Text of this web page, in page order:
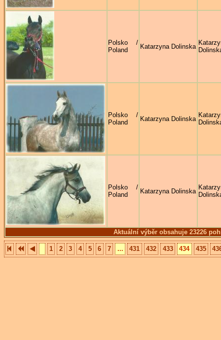
Aktuální výběr obsahuje 23226
Polsko /
Poland
Katarzyna Dolinska
Polsko /
Poland
Katarzyna Dolinska
Polsko /
Poland
Katarzyna Dolinska
1 2 3 4 5 6 7 ... 431 432 433 434 435